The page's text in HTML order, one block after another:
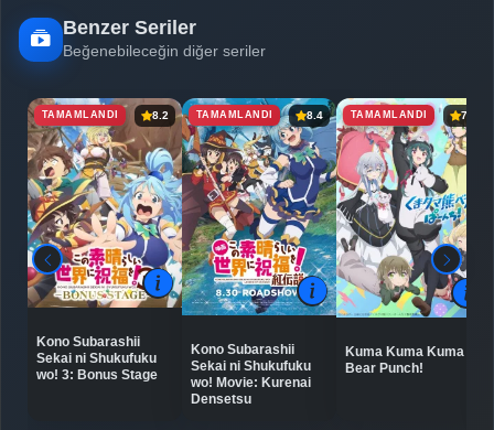
Benzer Seriler
Beğenebileceğin diğer seriler
TAMAMLANDI 8.2
Kono Subarashii
Sekai ni Shukufuku
wo! 3: Bonus Stage
TAMAMLANDI 8.4
Kono Subarashii
Sekai ni Shukufuku
wo! Movie: Kurenai
Densetsu
TAMAMLANDI 7.3
Kuma Kuma Kuma
Bear Punch!